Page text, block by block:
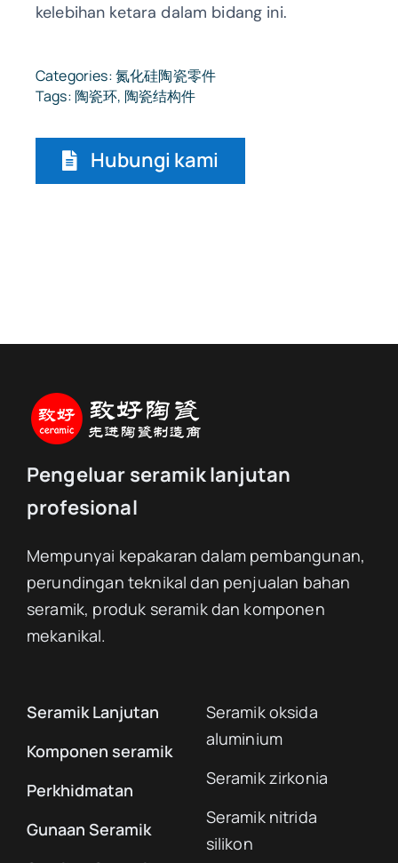
kelebihan ketara dalam bidang ini.
Categories:氮化硅陶瓷零件
Tags: 陶瓷环, 陶瓷结构件
Hubungi kami
Pengeluar seramik lanjutan
profesional
Mempunyai kepakaran dalam pembangunan,
perundingan teknikal dan penjualan bahan
seramik, produk seramik dan komponen
mekanikal.
Seramik Lanjutan
Komponen seramik
Perkhidmatan
Gunaan Seramik
Seramik oksida
aluminium
Seramik zirkonia
Seramik nitrida
silikon